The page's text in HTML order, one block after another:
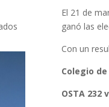
El 21 de
ganó las
Con un
Colegio
OSTA 232